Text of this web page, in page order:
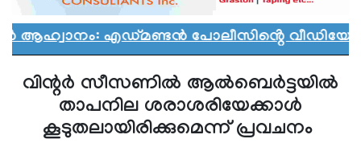
എഡ്മണ്ടൻ പോലീസിൻ്റെ വീഡിയോ
വിന്റര്‍ സീസണില്‍ ആല്‍ബെര്‍ട്ടയില്‍
താപനില ശരാശരിയേക്കാള്‍
കൂടുതലായിരിക്കുമെന്ന് പ്രവചനം